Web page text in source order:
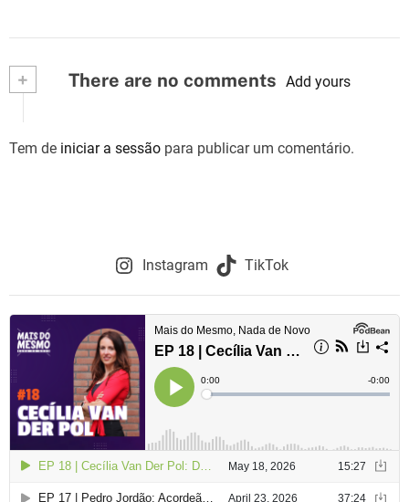
+ There are no comments Add yours
Tem de iniciar a sessão para publicar um comentário.
Instagram TikTok